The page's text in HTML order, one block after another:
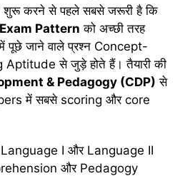
शुरू करने से पहले सबसे जरूरी है कि
Pattern को अच्छी तरह
पूछे जाने वाले प्रश्न Concept-
से जुड़े होते हैं। तैयारी की
& Pedagogy (CDP) से
में सबसे scoring और core
Language I और Language II
और Pedagogy